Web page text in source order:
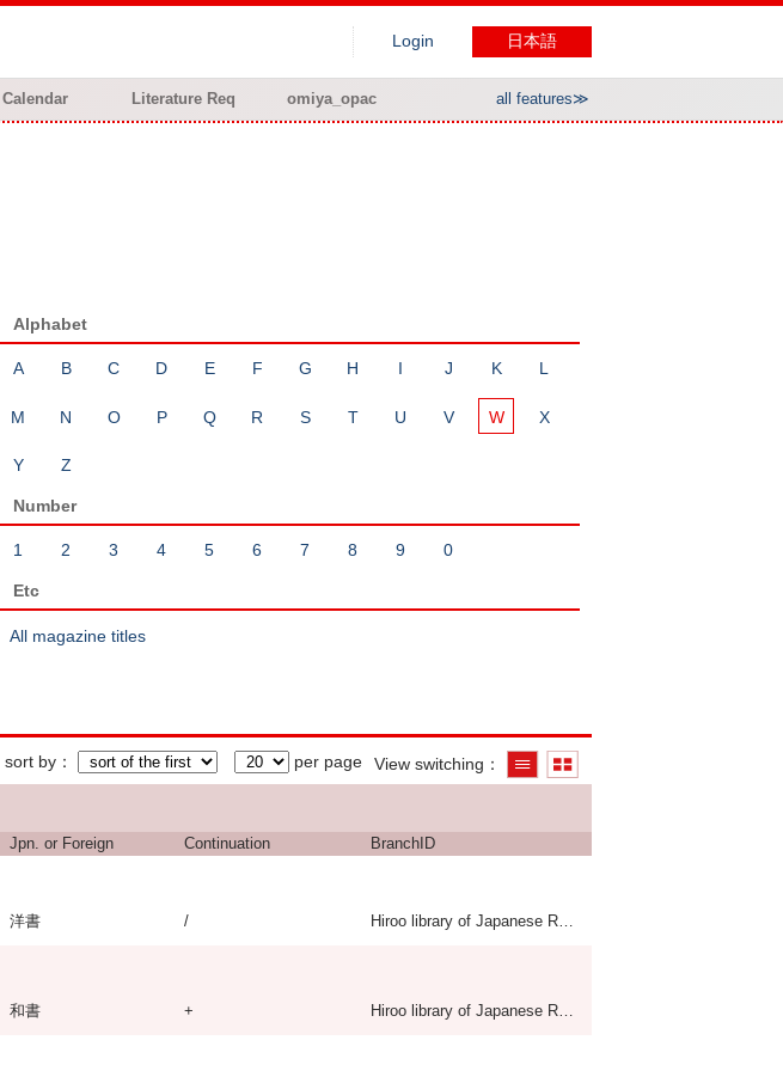
Login 日本語
Calendar Literature Req omiya_opac all features≫
Alphabet
A B C D E F G H I J K L
M N O P Q R S T U V W X
Y Z
Number
1 2 3 4 5 6 7 8 9 0
Etc
All magazine titles
sort by View switching
per page
Jpn. or Foreign Continuation BranchID
洋書 / Hiroo library of Japanese Red Cross College of Nursing
和書 + Hiroo library of Japanese Red Cross College of Nursing